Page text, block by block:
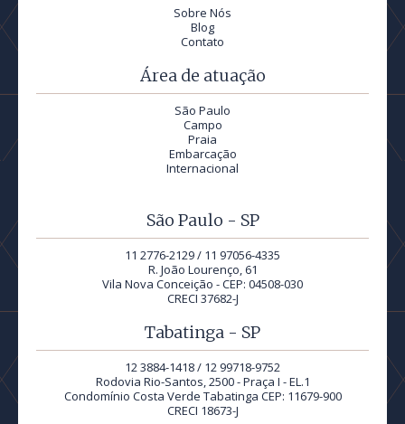
Sobre Nós
Blog
Contato
Área de atuação
São Paulo
Campo
Praia
Embarcação
Internacional
São Paulo - SP
11 2776-2129 / 11 97056-4335
R. João Lourenço, 61
Vila Nova Conceição - CEP: 04508-030
CRECI 37682-J
Tabatinga - SP
12 3884-1418 / 12 99718-9752
Rodovia Rio-Santos, 2500 - Praça I - EL.1
Condomínio Costa Verde Tabatinga CEP: 11679-900
CRECI 18673-J